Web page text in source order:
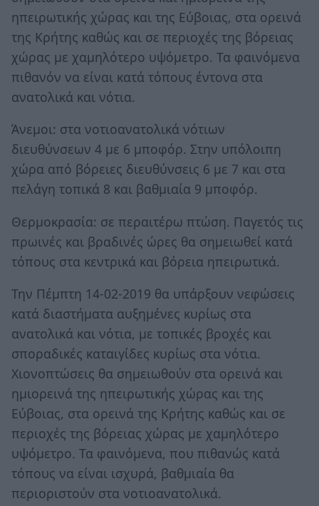
ηπειρωτικής χώρας και της Εύβοιας, στα ορεινά
της Κρήτης καθώς και σε περιοχές της βόρειας
χώρας με χαμηλότερο υψόμετρο. Τα φαινόμενα
πιθανόν να είναι κατά τόπους έντονα στα
ανατολικά και νότια.
Άνεμοι: στα νοτιοανατολικά νότιων
διευθύνσεων 4 με 6 μποφόρ. Στην υπόλοιπη
χώρα από βόρειες διευθύνσεις 6 με 7 και στα
πελάγη τοπικά 8 και βαθμιαία 9 μποφόρ.
Θερμοκρασία: σε περαιτέρω πτώση. Παγετός τις
πρωινές και βραδινές ώρες θα σημειωθεί κατά
τόπους στα κεντρικά και βόρεια ηπειρωτικά.
Την Πέμπτη 14-02-2019 θα υπάρξουν νεφώσεις
κατά διαστήματα αυξημένες κυρίως στα
ανατολικά και νότια, με τοπικές βροχές και
σποραδικές καταιγίδες κυρίως στα νότια.
Χιονοπτώσεις θα σημειωθούν στα ορεινά και
ημιορεινά της ηπειρωτικής χώρας και της
Εύβοιας, στα ορεινά της Κρήτης καθώς και σε
περιοχές της βόρειας χώρας με χαμηλότερο
υψόμετρο. Τα φαινόμενα, που πιθανώς κατά
τόπους να είναι ισχυρά, βαθμιαία θα
περιοριστούν στα νοτιοανατολικά.